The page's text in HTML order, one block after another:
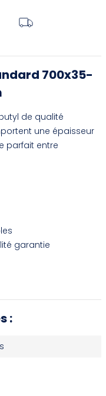
700x35-
de qualité
une épaisseur
parfait entre
garantie
: